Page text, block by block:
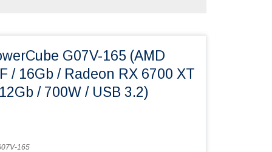
G07V-165 (AMD
/ 16Gb / Radeon RX 6700 XT
/ 700W / USB 3.2)
165